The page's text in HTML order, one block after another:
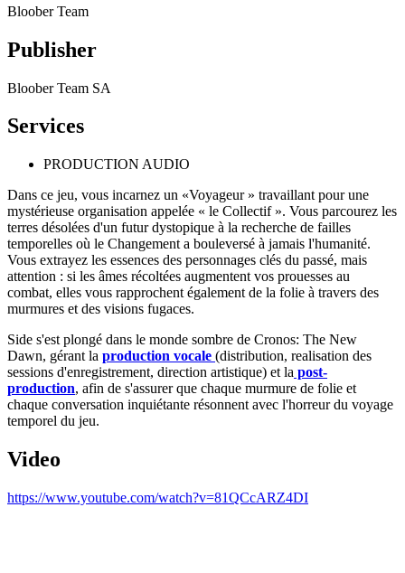
Bloober Team
Publisher
Bloober Team SA
Services
PRODUCTION AUDIO
Dans ce jeu, vous incarnez un «Voyageur » travaillant pour une
mystérieuse organisation appelée « le Collectif ». Vous parcourez les
terres désolées d'un futur dystopique à la recherche de failles
temporelles où le Changement a bouleversé à jamais l'humanité.
Vous extrayez les essences des personnages clés du passé, mais
attention : si les âmes récoltées augmentent vos prouesses au
combat, elles vous rapprochent également de la folie à travers des
murmures et des visions fugaces.
Side s'est plongé dans le monde sombre de Cronos: The New
Dawn, gérant la production vocale (distribution, realisation des
sessions d'enregistrement, direction artistique) et la post-
production, afin de s'assurer que chaque murmure de folie et
chaque conversation inquiétante résonnent avec l'horreur du voyage
temporel du jeu.
Video
https://www.youtube.com/watch?v=81QCcARZ4DI